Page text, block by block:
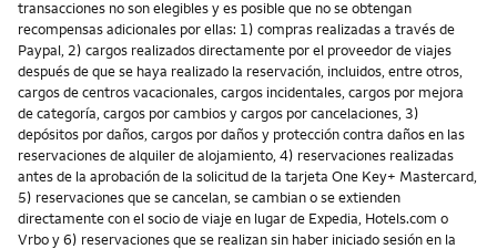
transacciones no son elegibles y es posible que no se obtengan
recompensas adicionales por ellas: 1) compras realizadas a través de
Paypal, 2) cargos realizados directamente por el proveedor de viajes
después de que se haya realizado la reservación, incluidos, entre otros,
cargos de centros vacacionales, cargos incidentales, cargos por mejora
de categoría, cargos por cambios y cargos por cancelaciones, 3)
depósitos por daños, cargos por daños y protección contra daños en las
reservaciones de alquiler de alojamiento, 4) reservaciones realizadas
antes de la aprobación de la solicitud de la tarjeta One Key+ Mastercard,
5) reservaciones que se cancelan, se cambian o se extienden
directamente con el socio de viaje en lugar de Expedia, Hotels.com o
Vrbo y 6) reservaciones que se realizan sin haber iniciado sesión en la